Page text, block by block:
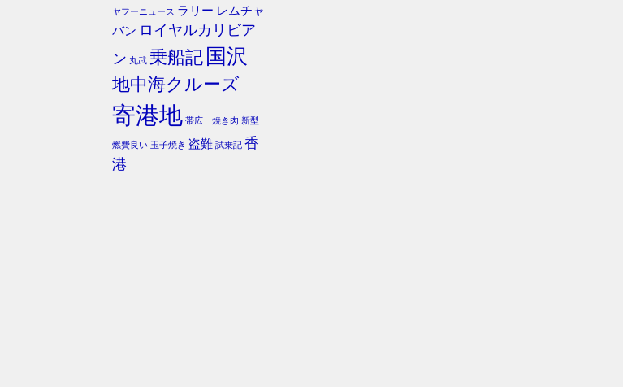
ヤフーニュース ラリー レムチャ
バン ロイヤルカリビア
ン 丸武 乗船記 国沢
地中海クルーズ
寄港地 帯広 焼き肉 新型
燃費良い 玉子焼き 盗難 試乗記 香
港